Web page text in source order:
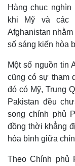
Hàng chục
khi Mỹ và các
Afghanistan
số sáng kiến hòa
Một số nguồn tin
cũng có sự tham
đó có Mỹ, Trung
Pakistan đều
song chính phủ
đồng thời khẳng
hòa bình giữa
Theo Chính phủ